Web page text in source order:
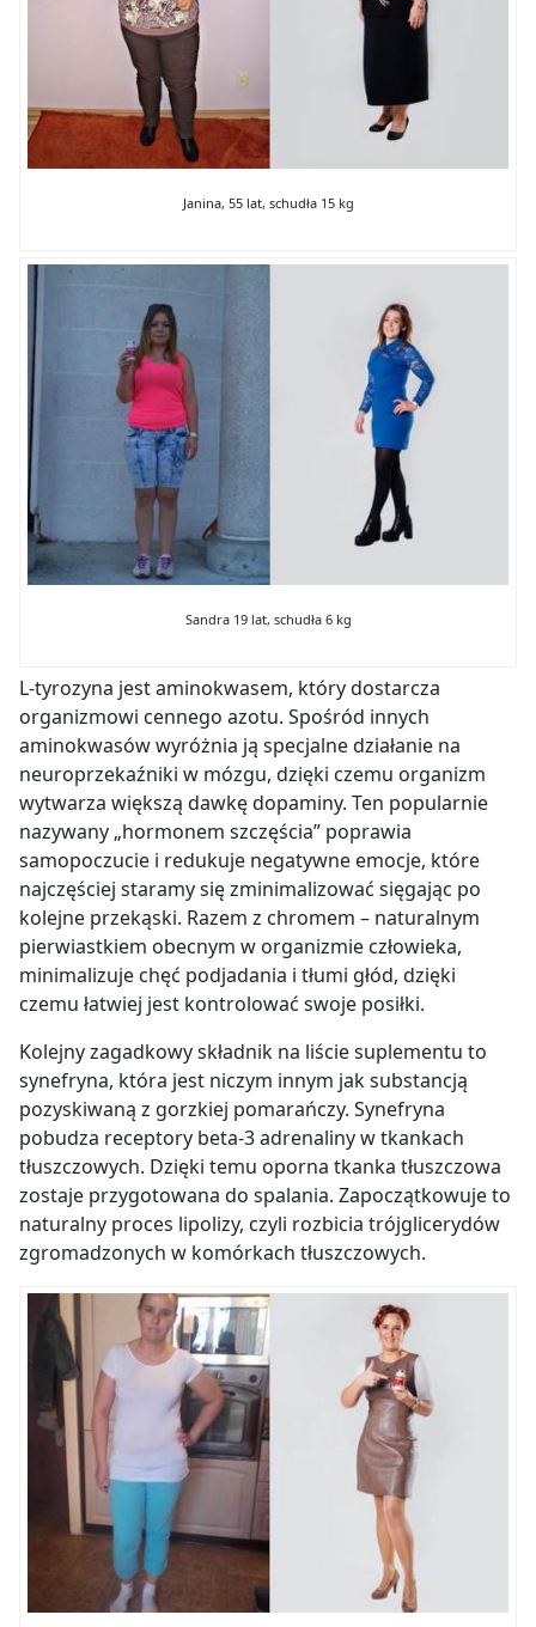
Janina, 55 lat, schudła 15 kg
Sandra 19 lat, schudła 6 kg
L-tyrozyna jest aminokwasem, który dostarcza
organizmowi cennego azotu. Spośród innych
aminokwasów wyróżnia ją specjalne działanie na
neuroprzekaźniki w mózgu, dzięki czemu organizm
wytwarza większą dawkę dopaminy. Ten popularnie
nazywany „hormonem szczęścia” poprawia
samopoczucie i redukuje negatywne emocje, które
najczęściej staramy się zminimalizować sięgając po
kolejne przekąski. Razem z chromem – naturalnym
pierwiastkiem obecnym w organizmie człowieka,
minimalizuje chęć podjadania i tłumi głód, dzięki
czemu łatwiej jest kontrolować swoje posiłki.
Kolejny zagadkowy składnik na liście suplementu to
synefryna, która jest niczym innym jak substancją
pozyskiwaną z gorzkiej pomarańczy. Synefryna
pobudza receptory beta-3 adrenaliny w tkankach
tłuszczowych. Dzięki temu oporna tkanka tłuszczowa
zostaje przygotowana do spalania. Zapoczątkowuje to
naturalny proces lipolizy, czyli rozbicia trójglicerydów
zgromadzonych w komórkach tłuszczowych.